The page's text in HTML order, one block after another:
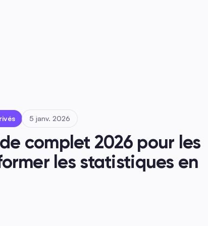
5 janv. 2026
complet 2026 pour les
les statistiques en